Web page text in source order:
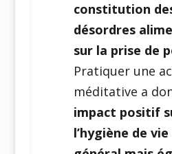
constitution
désordres
sur la prise de
Pratiquer une
méditative a
impact positif
l’hygiène de vie